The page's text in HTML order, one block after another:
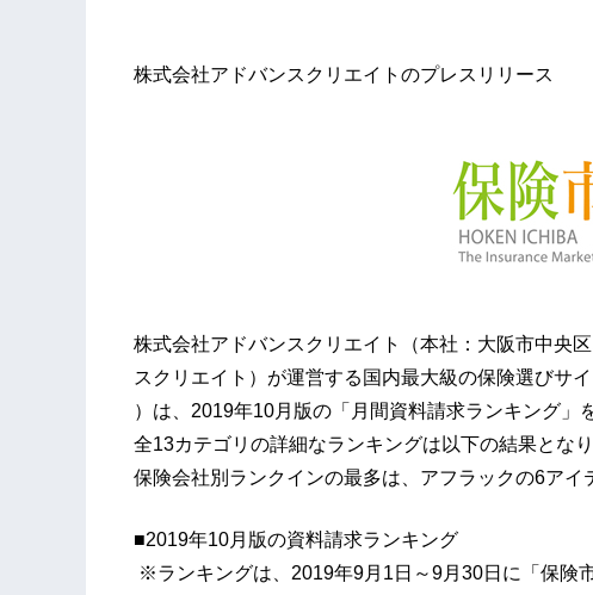
株式会社アドバンスクリエイトのプレスリリース
株式会社アドバンスクリエイト（本社：大阪市中央
スクリエイト）が運営する国内最大級の保険選びサ
）は、2019年10月版の「月間資料請求ランキング」
全13カテゴリの詳細なランキングは以下の結果とな
保険会社別ランクインの最多は、アフラックの6アイ
■2019年10月版の資料請求ランキング
※ランキングは、2019年9月1日～9月30日に「保険